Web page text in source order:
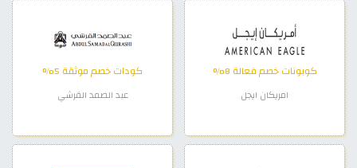
كوبونات خصم فعالة 8%
امريكان ايجل
كودات خصم موثقة 5%
عبد الصمد القرشي